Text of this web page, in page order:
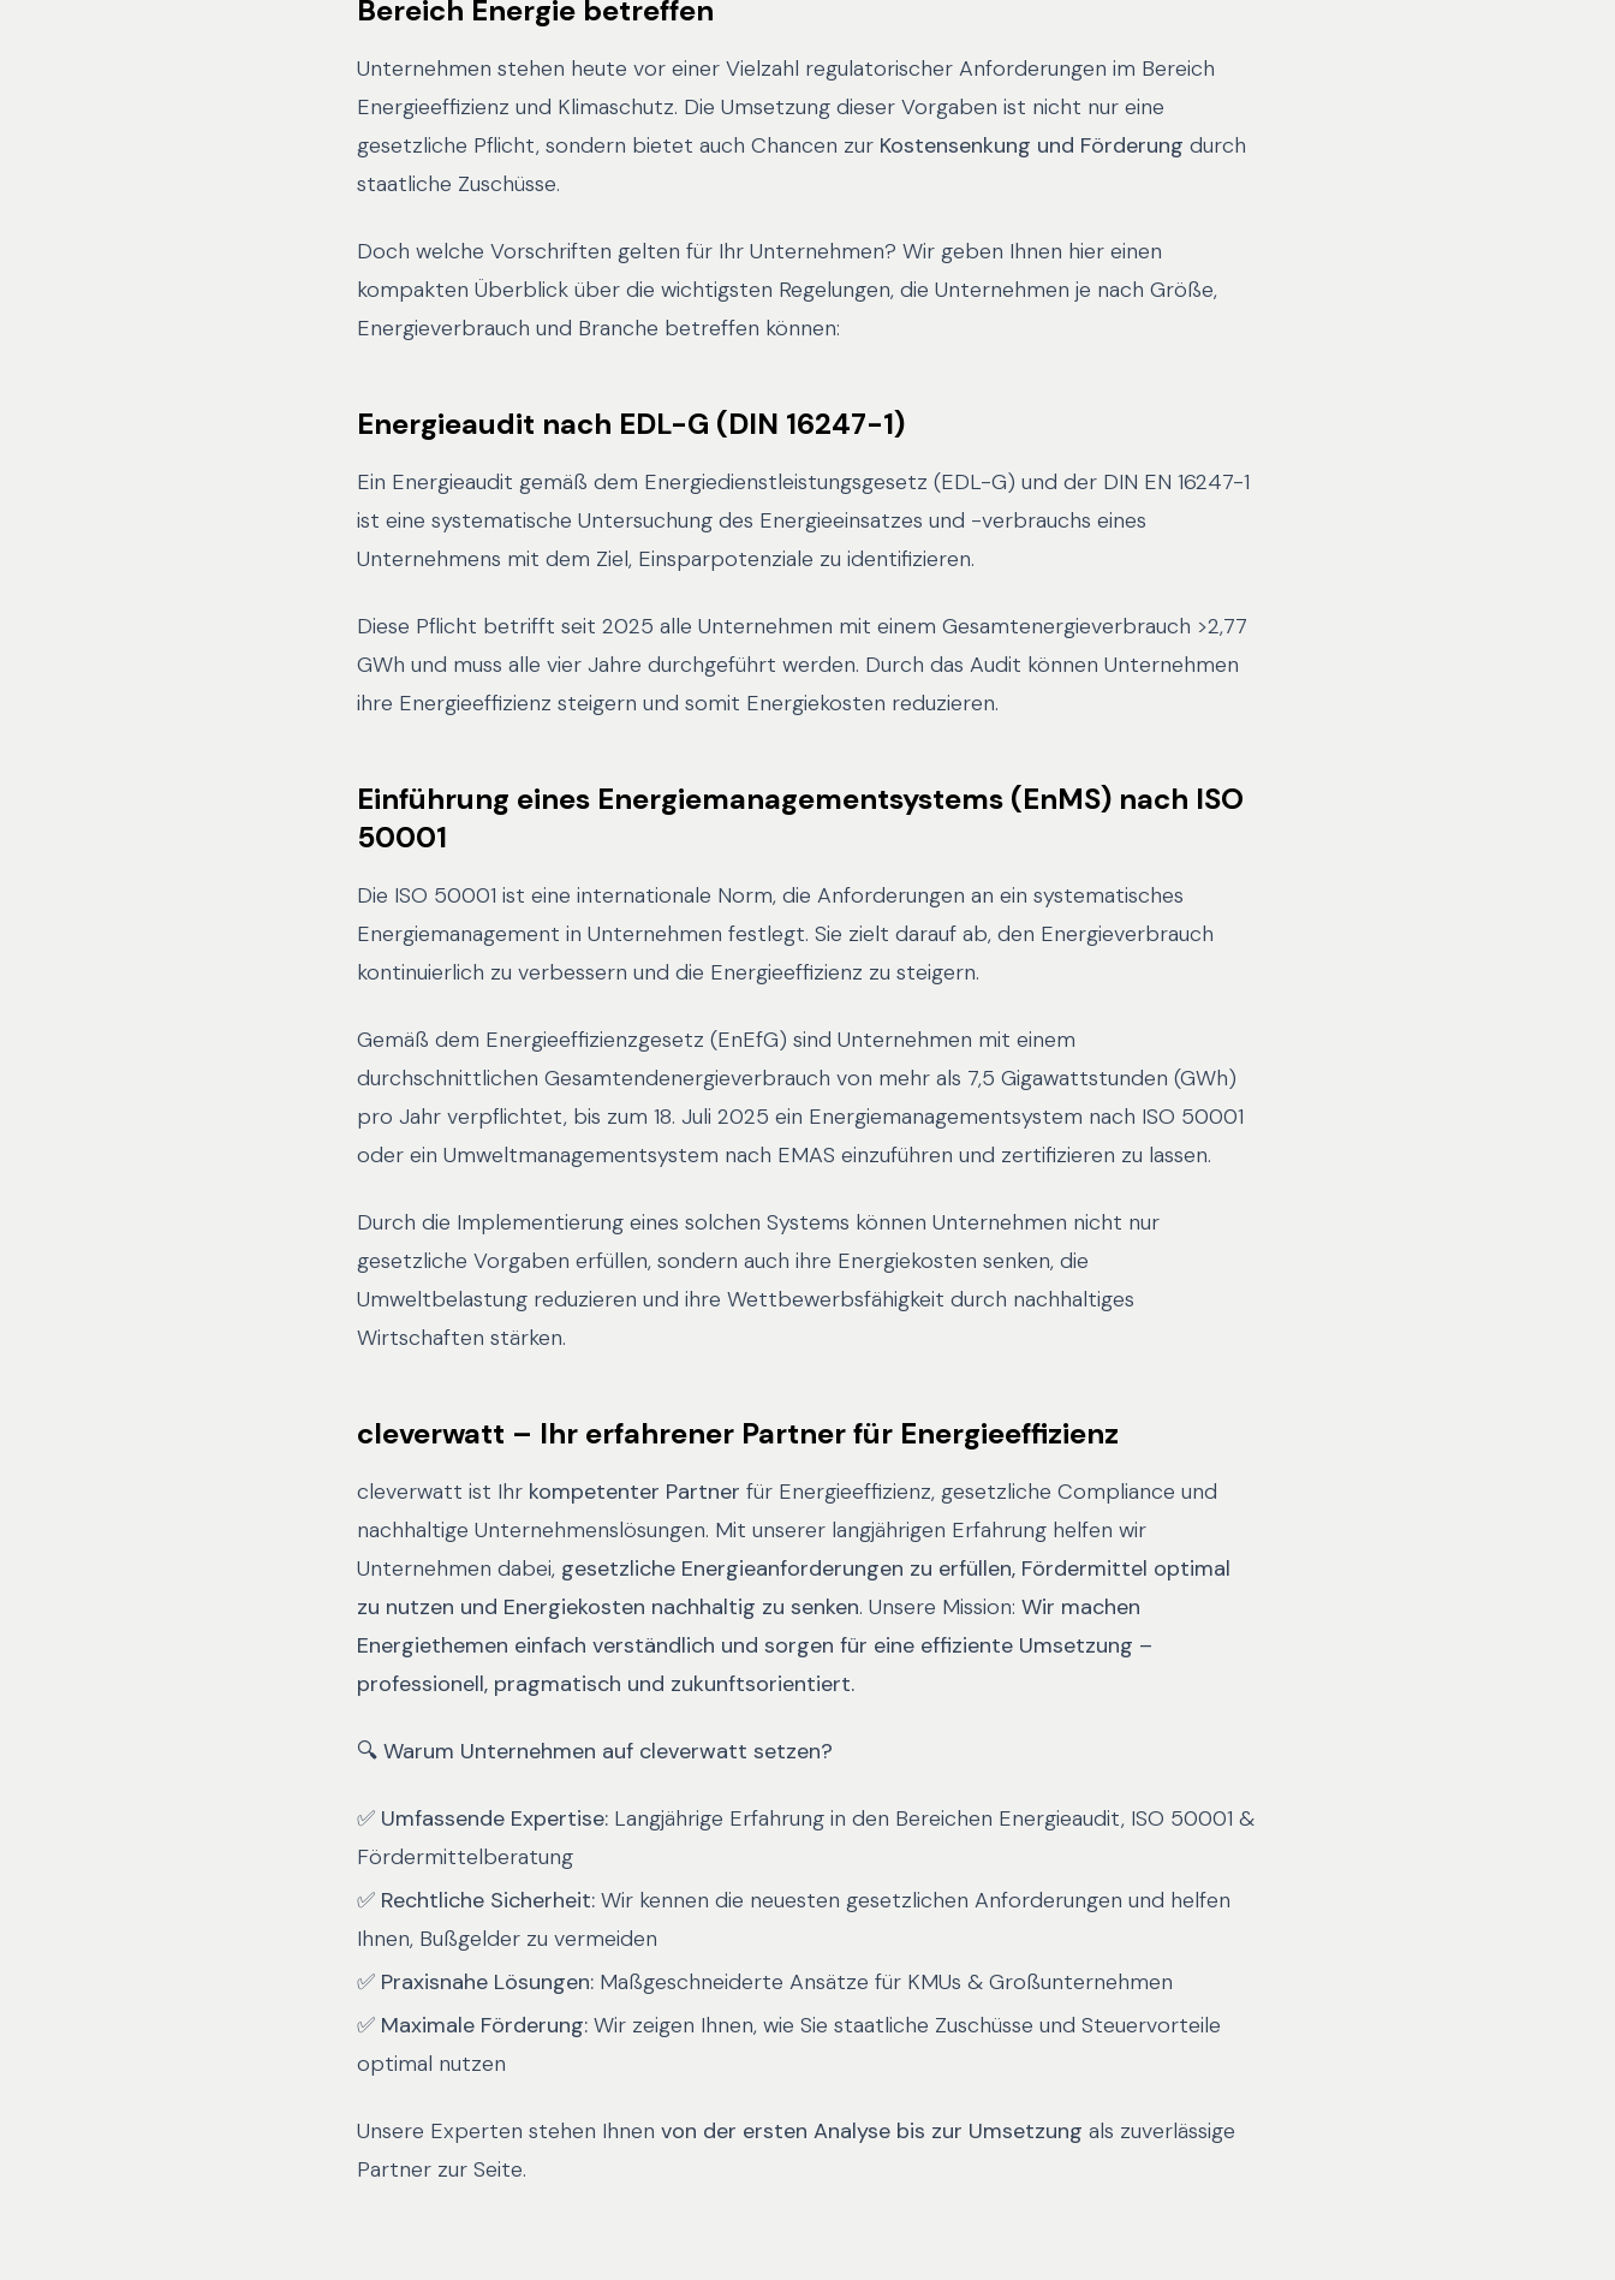
Bereich Energie betreffen
Unternehmen stehen heute vor einer Vielzahl regulatorischer Anforderungen im Bereich
Energieeffizienz und Klimaschutz. Die Umsetzung dieser Vorgaben ist nicht nur eine
gesetzliche Pflicht, sondern bietet auch Chancen zur Kostensenkung und Förderung durch
staatliche Zuschüsse.
Doch welche Vorschriften gelten für Ihr Unternehmen? Wir geben Ihnen hier einen
kompakten Überblick über die wichtigsten Regelungen, die Unternehmen je nach Größe,
Energieverbrauch und Branche betreffen können:
Energieaudit nach EDL-G (DIN 16247-1)
Ein Energieaudit gemäß dem Energiedienstleistungsgesetz (EDL-G) und der DIN EN 16247-1
ist eine systematische Untersuchung des Energieeinsatzes und -verbrauchs eines
Unternehmens mit dem Ziel, Einsparpotenziale zu identifizieren.
Diese Pflicht betrifft seit 2025 alle Unternehmen mit einem Gesamtenergieverbrauch >2,77
GWh und muss alle vier Jahre durchgeführt werden. Durch das Audit können Unternehmen
ihre Energieeffizienz steigern und somit Energiekosten reduzieren.
Einführung eines Energiemanagementsystems (EnMS) nach ISO
50001
Die ISO 50001 ist eine internationale Norm, die Anforderungen an ein systematisches
Energiemanagement in Unternehmen festlegt. Sie zielt darauf ab, den Energieverbrauch
kontinuierlich zu verbessern und die Energieeffizienz zu steigern.
Gemäß dem Energieeffizienzgesetz (EnEfG) sind Unternehmen mit einem
durchschnittlichen Gesamtendenergieverbrauch von mehr als 7,5 Gigawattstunden (GWh)
pro Jahr verpflichtet, bis zum 18. Juli 2025 ein Energiemanagementsystem nach ISO 50001
oder ein Umweltmanagementsystem nach EMAS einzuführen und zertifizieren zu lassen.
Durch die Implementierung eines solchen Systems können Unternehmen nicht nur
gesetzliche Vorgaben erfüllen, sondern auch ihre Energiekosten senken, die
Umweltbelastung reduzieren und ihre Wettbewerbsfähigkeit durch nachhaltiges
Wirtschaften stärken.
cleverwatt – Ihr erfahrener Partner für Energieeffizienz
cleverwatt ist Ihr kompetenter Partner für Energieeffizienz, gesetzliche Compliance und
nachhaltige Unternehmenslösungen. Mit unserer langjährigen Erfahrung helfen wir
Unternehmen dabei, gesetzliche Energieanforderungen zu erfüllen, Fördermittel optimal
zu nutzen und Energiekosten nachhaltig zu senken. Unsere Mission: Wir machen
Energiethemen einfach verständlich und sorgen für eine effiziente Umsetzung –
professionell, pragmatisch und zukunftsorientiert.
🔍 Warum Unternehmen auf cleverwatt setzen?
✅ Umfassende Expertise: Langjährige Erfahrung in den Bereichen Energieaudit, ISO 50001 &
Fördermittelberatung
✅ Rechtliche Sicherheit: Wir kennen die neuesten gesetzlichen Anforderungen und helfen
Ihnen, Bußgelder zu vermeiden
✅ Praxisnahe Lösungen: Maßgeschneiderte Ansätze für KMUs & Großunternehmen
✅ Maximale Förderung: Wir zeigen Ihnen, wie Sie staatliche Zuschüsse und Steuervorteile
optimal nutzen
Unsere Experten stehen Ihnen von der ersten Analyse bis zur Umsetzung als zuverlässige
Partner zur Seite.